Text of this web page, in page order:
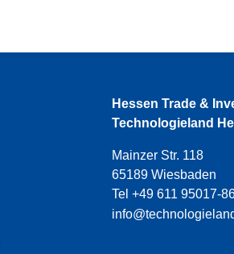
Hessen Trade &
Technologieland
Mainzer Str. 118
65189 Wiesbaden
Tel +49 611 95017-